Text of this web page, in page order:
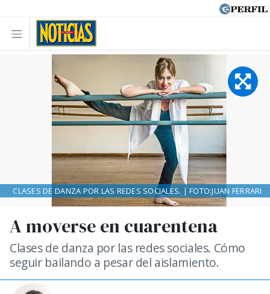
A moverse en cuarentena
Clases de danza por las redes sociales. Cómo
seguir bailando a pesar del aislamiento.
CLASES DE DANZA POR LAS REDES SOCIALES. | FOTO:JUAN FERRARI